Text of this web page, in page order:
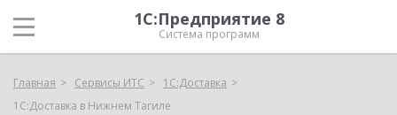
1С:Предприятие 8
Система программ
Главная Сервисы ИТС
1С:Доставка
1С:Доставка в Нижнем Тагиле